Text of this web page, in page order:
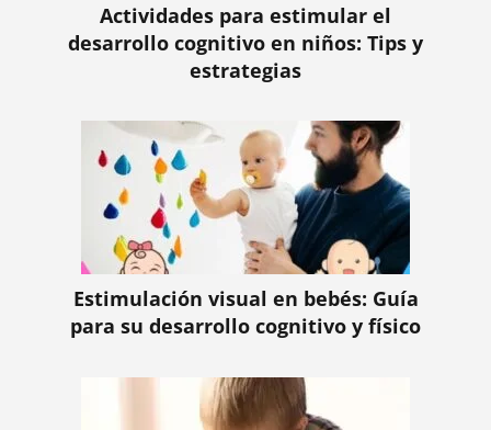
Actividades para estimular el
desarrollo cognitivo en niños: Tips y
estrategias
Estimulación visual en bebés: Guía
para su desarrollo cognitivo y físico